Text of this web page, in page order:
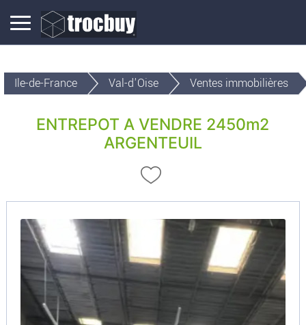
Ile-de-France Val-d'Oise Ventes immobilières
ENTREPOT A VENDRE 2450m2
ARGENTEUIL